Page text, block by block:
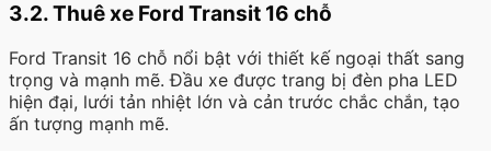
3.2. Thuê xe Ford Transit 16 chỗ
Ford Transit 16 chỗ nổi bật với thiết kế ngoại thất sang
trọng và mạnh mẽ. Đầu xe được trang bị đèn pha LED
hiện đại, lưới tản nhiệt lớn và cản trước chắc chắn, tạo
ấn tượng mạnh mẽ.